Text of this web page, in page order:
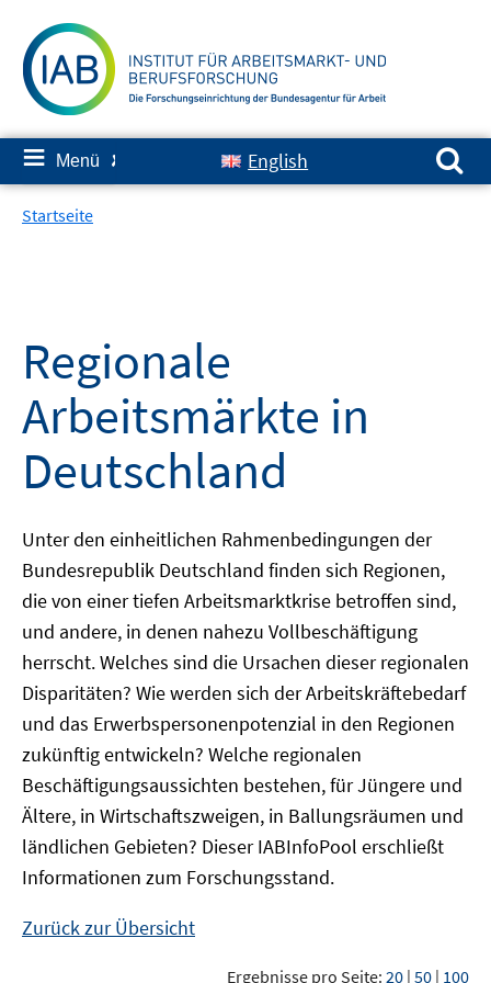
zum
Inhalt
≡ Menü ✘ English
Suchen nach:
Startseite
Regionale
Arbeitsmärkte in
Deutschland
Unter den einheitlichen Rahmenbedingungen der
Bundesrepublik Deutschland finden sich Regionen,
die von einer tiefen Arbeitsmarktkrise betroffen sind,
und andere, in denen nahezu Vollbeschäftigung
herrscht. Welches sind die Ursachen dieser regionalen
Disparitäten? Wie werden sich der Arbeitskräftebedarf
und das Erwerbspersonenpotenzial in den Regionen
zukünftig entwickeln? Welche regionalen
Beschäftigungsaussichten bestehen, für Jüngere und
Ältere, in Wirtschaftszweigen, in Ballungsräumen und
ländlichen Gebieten? DieserIABInfoPool erschließt
Informationen zum Forschungsstand.
Zurück zur Übersicht
Ergebnisse pro Seite: 20 | 50 | 100